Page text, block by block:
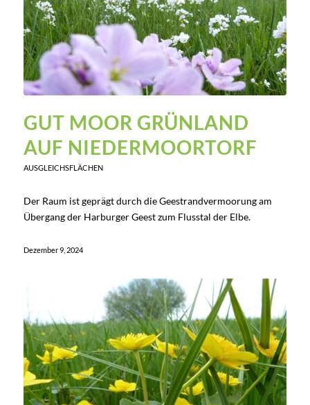
GUT MOOR GRÜNLAND
AUF NIEDERMOORTORF
AUSGLEICHSFLÄCHEN
Der Raum ist geprägt durch die Geestrandvermoorung am
Übergang der Harburger Geest zum Flusstal der Elbe.
Dezember 9, 2024